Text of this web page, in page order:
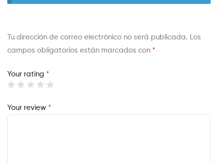
Tu dirección de correo electrónico no será publicada. Los
campos obligatorios están marcados con *
Your rating *
Your review *